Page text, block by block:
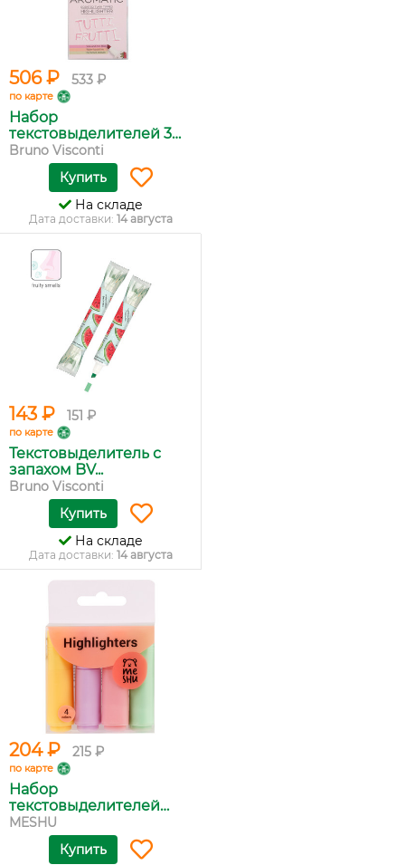
506 ₽ 533 ₽
по карте
Набор
текстовыделителей 3
цве...
Bruno Visconti
Купить
На складе
Дата доставки: 14 августа
143 ₽ 151 ₽
по карте
Текстовыделитель с
запахом BV...
Bruno Visconti
Купить
На складе
Дата доставки: 14 августа
204 ₽ 215 ₽
по карте
Набор
текстовыделителей
MESHU...
MESHU
Купить